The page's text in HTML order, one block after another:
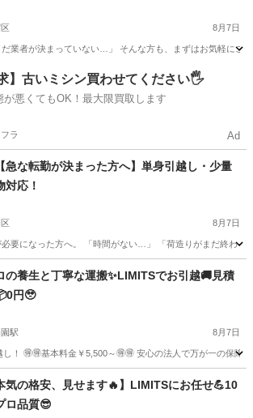
8月7日
まだ業者が決まっていない…」 そんな方も、まずはお気
っ越し 軽トラック
求】古いミシン買わせてください🖐️
が悪くてもOK！最大限買取します
ラ Ad
急な転勤が決まった方へ】単身引越し・少量
対応！
8月7日
必要になった方へ。 「時間がない…」 「荷造りがまだ終
っ越し 単身引越し
の養生と丁寧な運搬✨LIMITSでお引越🚚見積
円🥹
駅 8月7日
し！ 🉐🉐基本料金￥5,500～🉐🉐 安心の法人で万が一の保
楽園駅 引っ越し 無料
気の格安、見せます🔥】LIMITSにお任せ💪10
ロ品質😎